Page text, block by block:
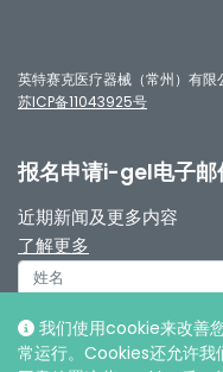
我们使用cookie来改善
常运行。Cookies还允许我
英特赛克医疗器械（常州）有限
苏ICP备11043925号
报名申请i-gel电子邮
近期新闻及更多内容
了解更多